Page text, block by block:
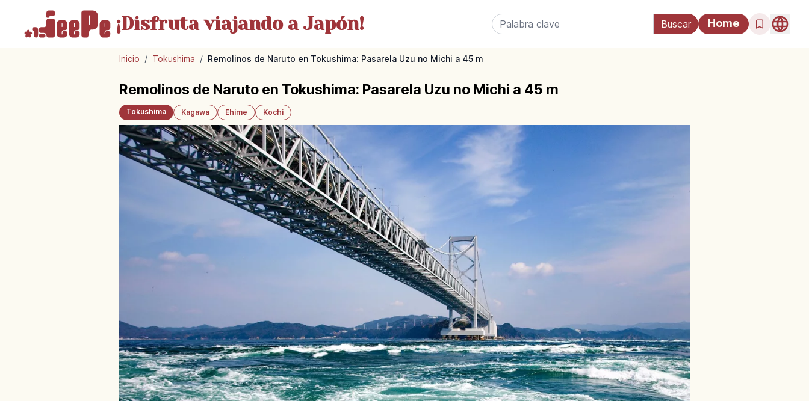
¡Disfrutaviajando a Japón! Home
Inicio / Tokushima / Remolinos de Naruto en Tokushima: Pasarela Uzu no Michi a 45 m
Remolinos de Naruto en Tokushima: Pasarela Uzu no Michi a 45 m
Tokushima Kagawa Ehime Kochi